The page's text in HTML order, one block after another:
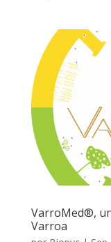
VarroMed®,
Varroa